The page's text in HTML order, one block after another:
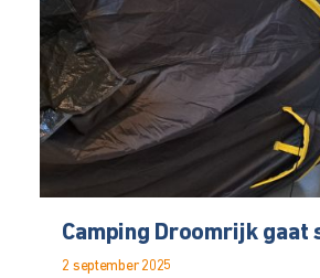
Camping Droomrijk gaat
2 september 2025